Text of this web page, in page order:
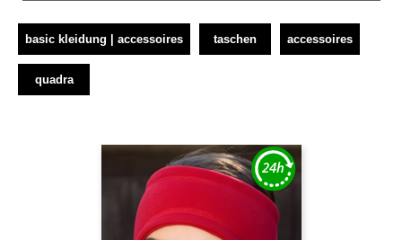
basic kleidung | accessoires taschen accessoires
quadra